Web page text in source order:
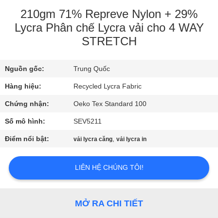
TÔI
THAM
QUAN
NHÀ
MÁY
KIỂM
210gm 71% Repreve Nylon + 29%
Lycra Phân chế Lycra vải cho 4 WAY
STRETCH
Nguồn gốc: Trung Quốc
Hàng hiệu: Recycled Lycra Fabric
Chứng nhận: Oeko Tex Standard 100
Số mô hình: SEV5211
Điểm nổi bật: vải lycra căng,vải lycra in
LIÊN HỆ CHÚNG TÔI!
MỞ RA CHI TIẾT